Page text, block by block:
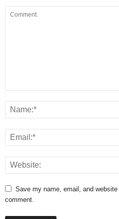
Save my name, email, and
comment.